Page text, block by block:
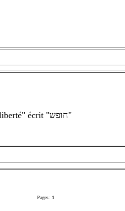
Bonsoir à tous, je n'arrive pas à trouver la prononciation de "liberté" écrit "חופש"
Pages: 1